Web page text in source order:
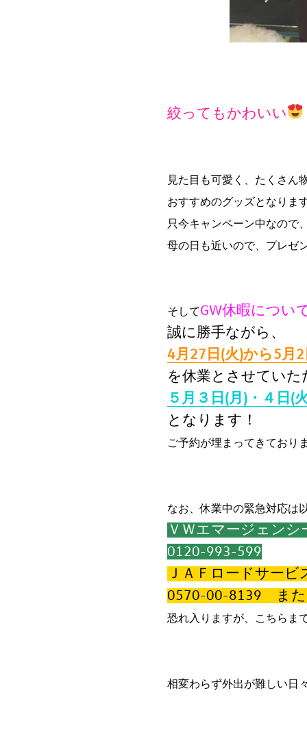
絞ってもかわいい
見た目も可愛く、たくさん
おすすめのグッズとなりま
只今キャンペーン中なので
母の日も近いので、プレゼ
そしてGW休暇につい
誠に勝手ながら、
4月27日(火)から5月
を休業とさせていた
５月３日(月)・４日(
となります！
ご予約が埋まってきており
なお、休業中の緊急対応は
ＶＷエマージェン
0120-993-599
ＪＡＦロードサービ
0570-00-8139 ま
恐れ入りますが、こちらま
相変わらず外出が難しい日